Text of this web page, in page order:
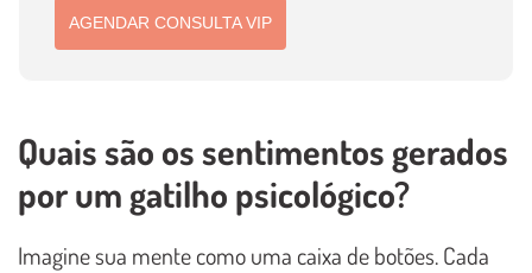
AGENDAR CONSULTA VIP
Quais são os sentimentos gerados
por um gatilho psicológico?
Imagine sua mente como uma caixa de botões. Cada